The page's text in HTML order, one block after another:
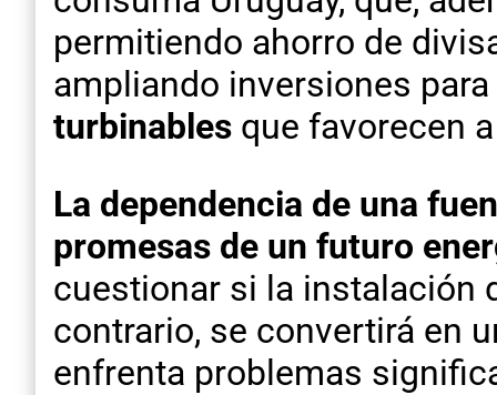
permitiendo ahorro de
ampliando inversiones
turbinables que favorecen
La dependencia de una
promesas de un futuro
cuestionar si la instalación
contrario, se convertirá en
enfrenta problemas